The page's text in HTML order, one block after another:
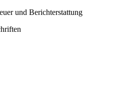
und Berichterstattung